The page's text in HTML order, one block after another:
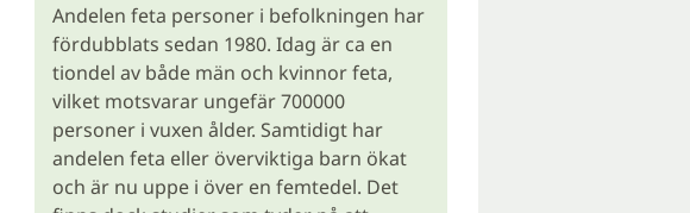
Andelen feta personer i befolkningen har
fördubblats sedan 1980. Idag är ca en
tiondel av både män och kvinnor feta,
vilket motsvarar ungefär 700000
personer i vuxen ålder. Samtidigt har
andelen feta eller överviktiga barn ökat
och är nu uppe i över en femtedel. Det